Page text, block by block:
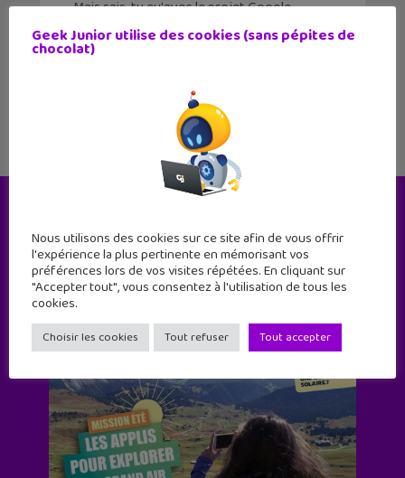
Mais sais-tu qu'avec le projet Google
Cardboard, tu peux fabriquer le tien
pour quelques euros ? Prêt pour une
séance de découpage ? Google Cardboard a
Geek Junior utilise des cookies (sans pépites de
chocolat)
Nous utilisons des cookies sur ce site afin de vous offrir
l'expérience la plus pertinente en mémorisant vos
préférences lors de vos visites répétées. En cliquant sur
"Accepter tout", vous consentez à l'utilisation de tous les
cookies.
Choisir les cookies Tout refuser Tout accepter